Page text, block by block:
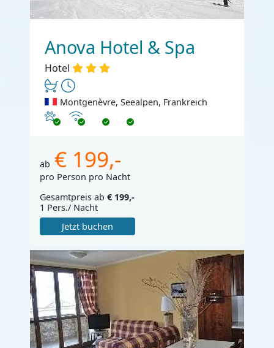
Anova Hotel & Spa
Hotel
Montgenèvre, Seealpen, Frankreich
Haustiere erlaubt
Internet
ab € 199,-
pro Person pro Nacht
Gesamtpreis ab € 199,-
1 Pers./ Nacht
Jetzt buchen